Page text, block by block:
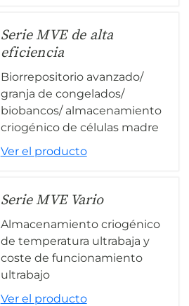
Serie MVE de alta
eficiencia
Biorrepositorio avanzado/
granja de congelados/
biobancos/ almacenamiento
criogénico de células madre
Ver el producto
Serie MVE Vario
Almacenamiento criogénico
de temperatura ultrabaja y
coste de funcionamiento
ultrabajo
Ver el producto